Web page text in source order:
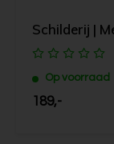
Schilderij |
Op voorraad
189,-